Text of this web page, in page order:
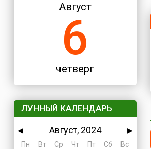
Август
6
четверг
ЛУННЫЙ КАЛЕНДАРЬ
◀ Август, 2024
▶
Пн
Вт Ср Чт Пт Сб
Вс